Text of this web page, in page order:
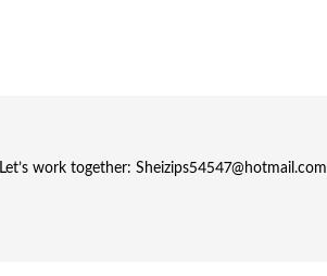
Let’s work together:Sheizips54547@hotmail.com